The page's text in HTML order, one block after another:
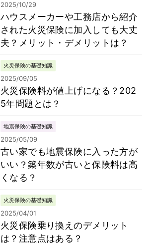
2025/10/29
ハウスメーカーや工務店から紹介
された火災保険に加入しても大丈
夫？メリット・デメリットは？
火災保険の基礎知識
2025/09/05
火災保険料が値上げになる？202
5年問題とは？
地震保険の基礎知識
2025/05/09
古い家でも地震保険に入った方が
いい？築年数が古いと保険料は高
くなる？
火災保険の基礎知識
2025/04/01
火災保険乗り換えのデメリット
は？注意点はある？